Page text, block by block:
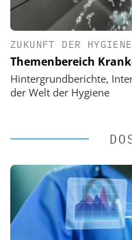
ZUKUNFT DER HYGIENE
Themenbereich
Hintergrundberichte,
der Welt der Hygiene